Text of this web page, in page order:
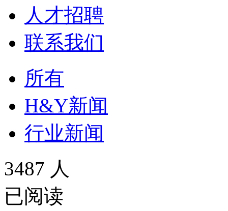
人才招聘
联系我们
所有
H&Y新闻
行业新闻
3487 人
已阅读